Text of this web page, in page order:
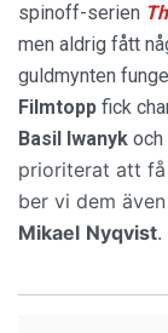
spinoff-serien
men aldrig fått
guldmynten
Filmtopp fick
Basil Iwanyk och
prioriterat att
ber vi dem
Mikael Nyqvist.